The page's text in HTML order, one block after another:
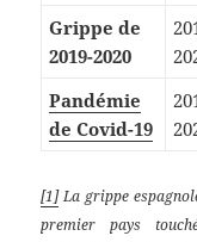
Grippe de
2019-2020
Pandémie
de Covid-19
[1]La grippe
premier pays